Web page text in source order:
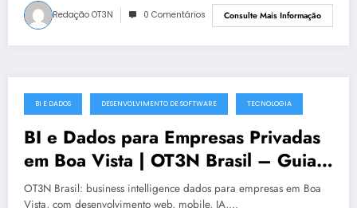
Redação OT3N 0 Comentários Consulte Mais Informação
julho 19, 2025
BI E DADOS DESENVOLVIMENTO DE SOFTWARE TECNOLOGIA
BI e Dados para Empresas Privadas
em Boa Vista | OT3N Brasil – Guia
5541
OT3N Brasil: business intelligence dados para empresas em Boa
Vista, com desenvolvimento web, mobile, IA,…